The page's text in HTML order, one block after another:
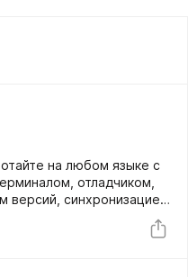
отладчиком,
версий, синхронизацией